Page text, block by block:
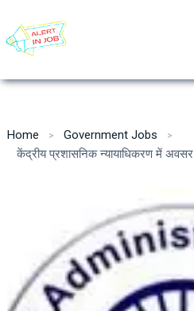
content
Home
Government Jobs
केंद्रीय प्रशासनिक न्यायाधिकरण में अवसर